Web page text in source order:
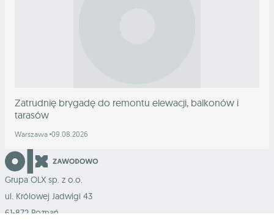
Zatrudnię brygadę do remontu elewacji, balkonów i
tarasów
Warszawa 09.08.2026
Grupa OLX sp. z o.o.
ul. Królowej Jadwigi 43
61-872 Poznań